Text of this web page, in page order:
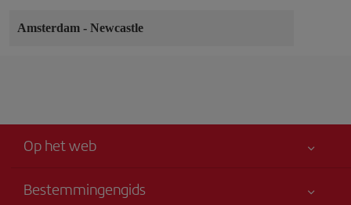
Amsterdam - Newcastle
Op het web
Bestemmingengids